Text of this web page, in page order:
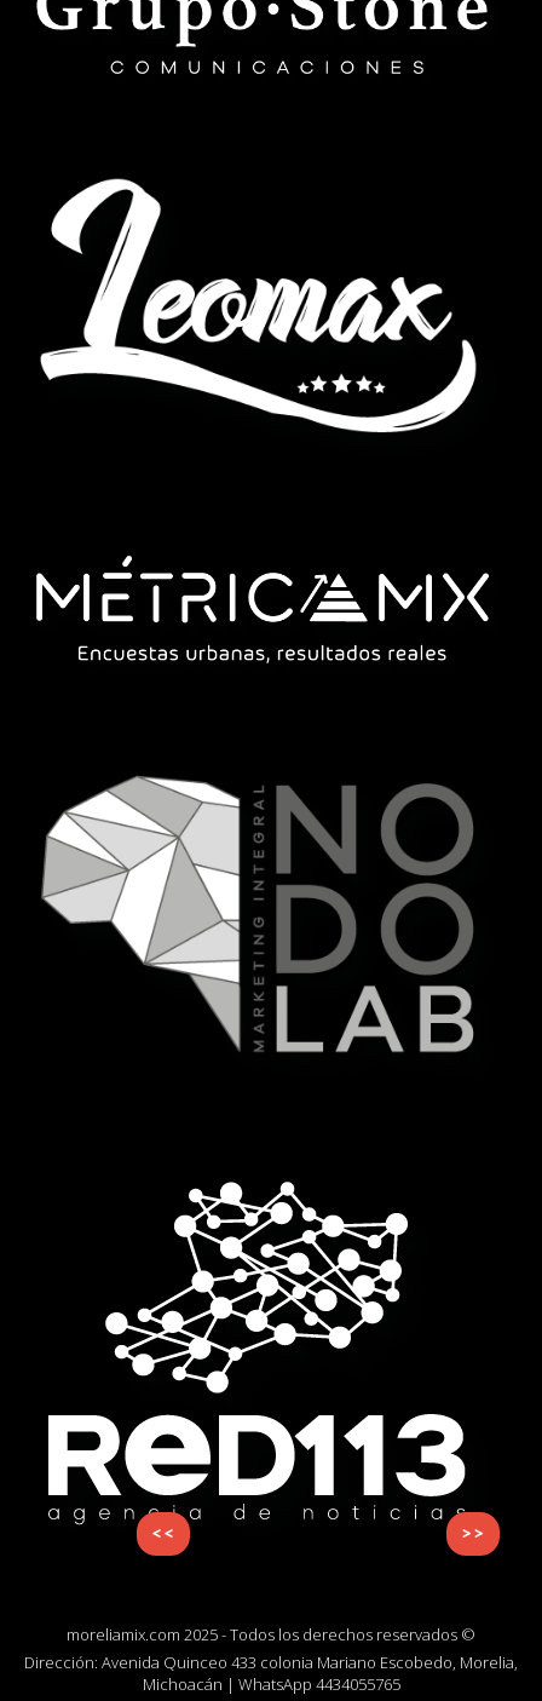
<< >>
moreliamix.com 2025 - Todos los derechos reservados ©
Dirección: Avenida Quinceo 433 colonia Mariano Escobedo, Morelia,
Michoacán | WhatsApp 4434055765